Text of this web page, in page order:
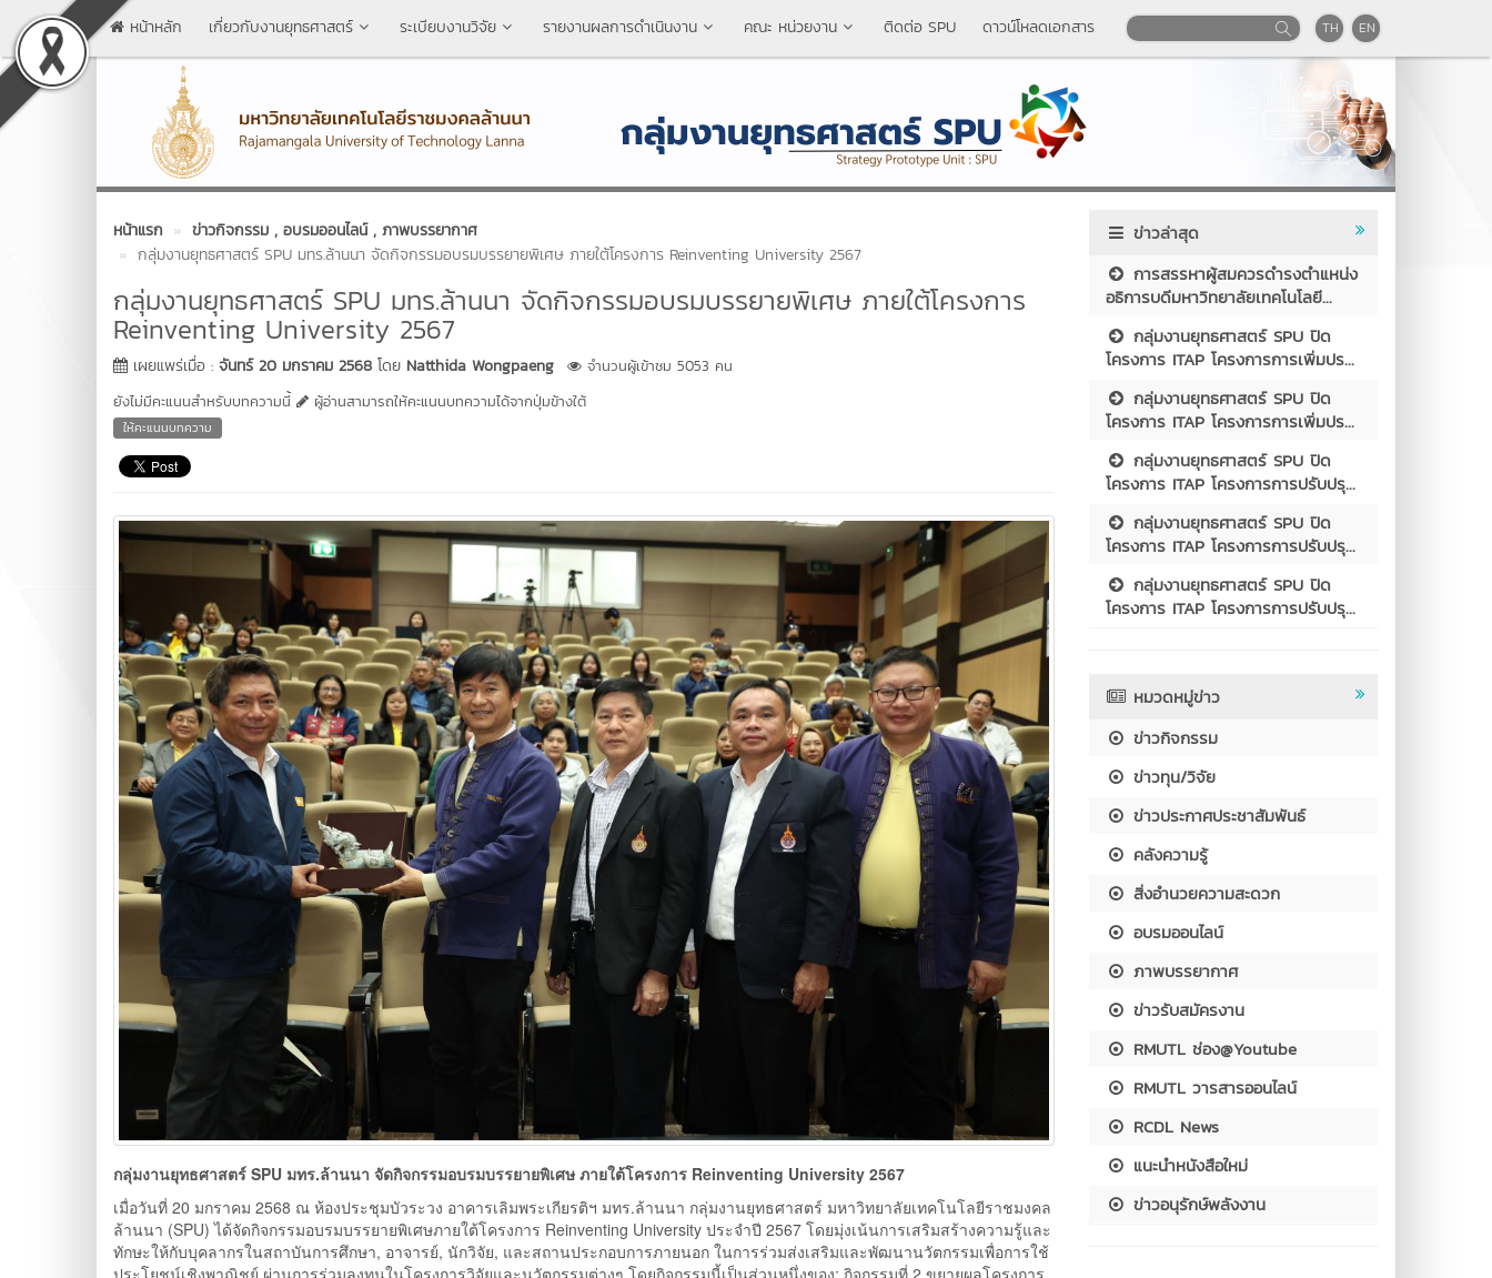
หน้าหลัก เกี่ยวกับงานยุทธศาสตร์ ระเบียบงานวิจัย รายงานผลการดำเนินงาน คณะ หน่วยงาน ติดต่อ SPU ดาวน์โหลดเอกสาร TH EN
หน้าแรก ข่าวกิจกรรม , อบรมออนไลน์ , ภาพบรรยากาศ
กลุ่มงานยุทธศาสตร์ SPU มทร.ล้านนา จัดกิจกรรมอบรมบรรยายพิเศษ ภายใต้โครงการ Reinventing University 2567
กลุ่มงานยุทธศาสตร์ SPU มทร.ล้านนา จัดกิจกรรมอบรมบรรยายพิเศษ ภายใต้โครงการ
Reinventing University 2567
เผยแพร่เมื่อ : จันทร์ 20 มกราคม 2568 โดย Natthida Wongpaeng
จำนวนผู้เข้าชม 5053 คน
ยังไม่มีคะแนนสำหรับบทความนี้
ผู้อ่านสามารถให้คะแนนบทความได้จากปุ่มข้างใต้
ให้คะแนนบทความ
กลุ่มงานยุทธศาสตร์ SPU มทร.ล้านนา จัดกิจกรรมอบรมบรรยายพิเศษ ภายใต้โครงการ Reinventing University 2567
เมื่อวันที่ 20 มกราคม 2568 ณ ห้องประชุมบัวระวง อาคารเลิมพระเกียรติฯ มทร.ล้านนา กลุ่มงานยุทธศาสตร์ มหาวิทยาลัยเทคโนโลยีราชมงคล
ล้านนา (SPU) ได้จัดกิจกรรมอบรมบรรยายพิเศษภายใต้โครงการ Reinventing University ประจำปี 2567 โดยมุ่งเน้นการเสริมสร้างความรู้และ
ทักษะให้กับบุคลากรในสถาบันการศึกษา, อาจารย์, นักวิจัย, และสถานประกอบการภายนอก ในการร่วมส่งเสริมและพัฒนานวัตกรรมเพื่อการใช้
ข่าวล่าสุด
การสรรหาผู้สมควรดำรงตำแหน่ง
อธิการบดีมหาวิทยาลัยเทคโนโลยี...
กลุ่มงานยุทธศาสตร์ SPU ปิด
โครงการ ITAP โครงการการเพิ่มปร...
กลุ่มงานยุทธศาสตร์ SPU ปิด
โครงการ ITAP โครงการการเพิ่มปร...
กลุ่มงานยุทธศาสตร์ SPU ปิด
โครงการ ITAP โครงการการปรับปรุ...
กลุ่มงานยุทธศาสตร์ SPU ปิด
โครงการ ITAP โครงการการปรับปรุ...
กลุ่มงานยุทธศาสตร์ SPU ปิด
โครงการ ITAP โครงการการปรับปรุ...
หมวดหมู่ข่าว
ข่าวกิจกรรม
ข่าวทุน/วิจัย
ข่าวประกาศประชาสัมพันธ์
คลังความรู้
สิ่งอำนวยความสะดวก
อบรมออนไลน์
ภาพบรรยากาศ
ข่าวรับสมัครงาน
RMUTL ช่อง@Youtube
RMUTL วารสารออนไลน์
RCDL News
แนะนำหนังสือใหม่
ข่าวอนุรักษ์พลังงาน